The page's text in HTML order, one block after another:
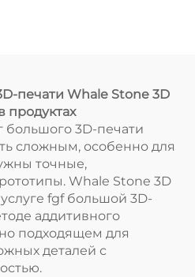
печати Whale Stone 3D
продуктах
большого 3D-печати
сложным, особенно для
точные,
Whale Stone 3D
fgf большой 3D-
аддитивного
подходящем для
деталей с